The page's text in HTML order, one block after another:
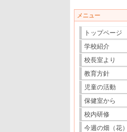
メニュー
トップページ
学校紹介
校長室より
教育方針
児童の活動
保健室から
校内研修
今週の畑（花）